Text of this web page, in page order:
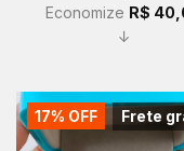
Economize R$
↓
Frete
17% OFF